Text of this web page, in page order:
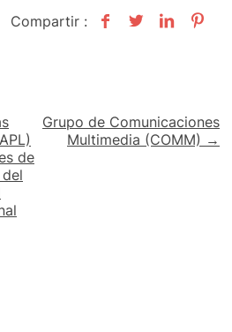
Compartir :
de
Grupo de Comunicaciones
Multimedia (COMM) →